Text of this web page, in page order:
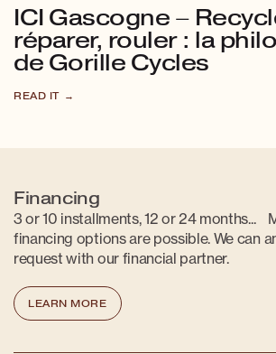
ICI Gascogne –
réparer, rouler : la
de Gorille Cycles
READ IT
Financing
3 or 10 installments, 12 or 24 months...
financing options are possible. We can
request with our financial partner.
LEARN MORE